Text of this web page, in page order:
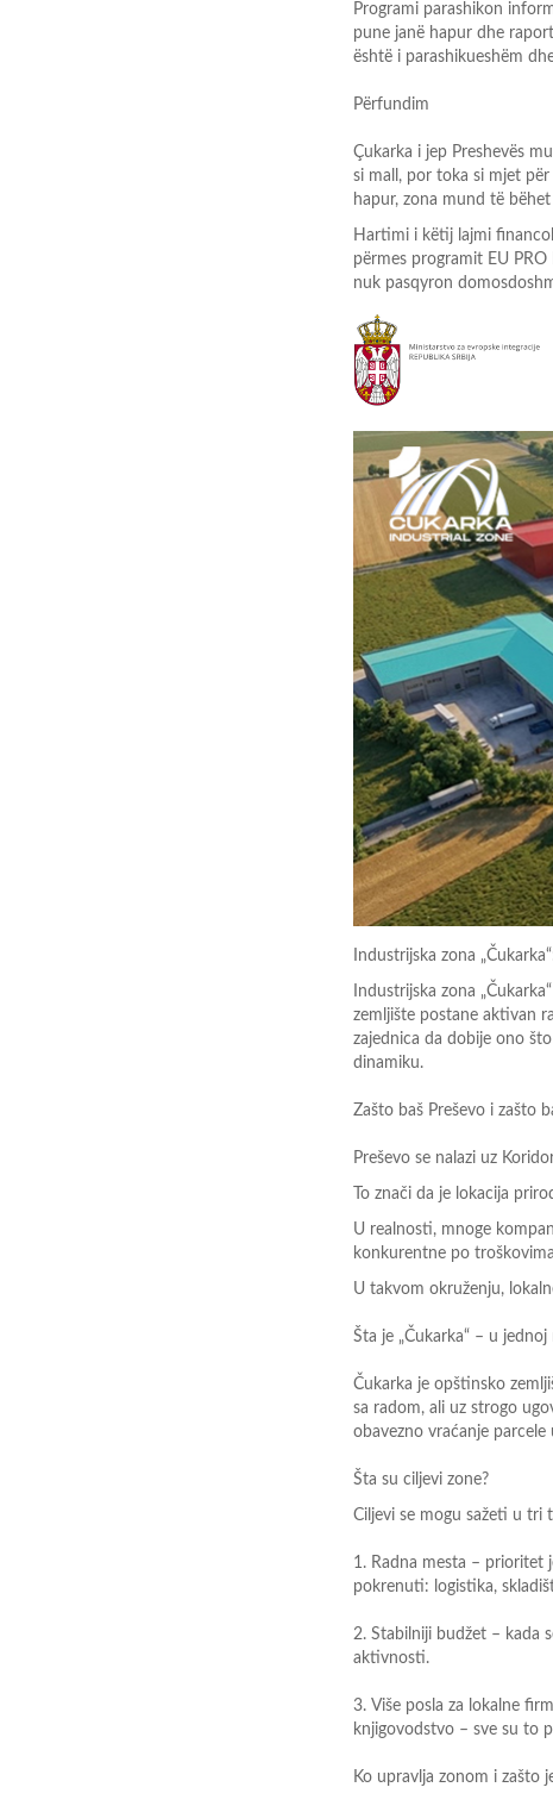
Programi parashikon
pune janë hapur dhe
është i parashikueshëm
Përfundim
Çukarka i jep Preshevës
si mall, por toka si mjet
hapur, zona mund të
Hartimi i këtij lajmi
përmes programit EU PRO
nuk pasqyron
Industrijska zona
Industrijska zona
zemljište postane aktivan
zajednica da dobije ono
dinamiku.
Zašto baš Preševo i zašto
Preševo se nalazi uz
To znači da je lokacija
U realnosti, mnoge
konkurentne po troškovima
U takvom okruženju,
Šta je „Čukarka“ – u jednoj
Čukarka je opštinsko
sa radom, ali uz strogo
obavezno vraćanje
Šta su ciljevi zone?
Ciljevi se mogu sažeti u tri
1. Radna mesta – prioritet
pokrenuti: logistika,
2. Stabilniji budžet – kada
aktivnosti.
3. Više posla za lokalne
knjigovodstvo – sve su to
Ko upravlja zonom i zašto